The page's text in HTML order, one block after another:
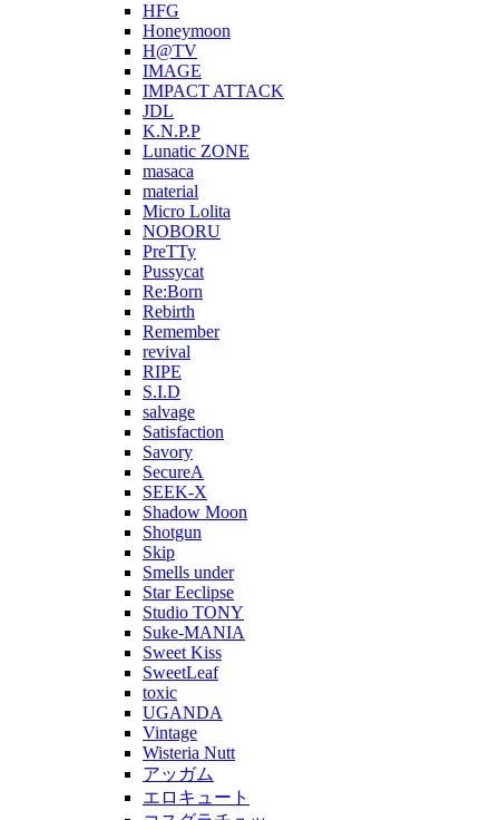
HFG
Honeymoon
H@TV
IMAGE
IMPACT ATTACK
JDL
K.N.P.P
Lunatic ZONE
masaca
material
Micro Lolita
NOBORU
PreTTy
Pussycat
Re:Born
Rebirth
Remember
revival
RIPE
S.I.D
salvage
Satisfaction
Savory
SecureA
SEEK-X
Shadow Moon
Shotgun
Skip
Smells under
Star Eeclipse
Studio TONY
Suke-MANIA
Sweet Kiss
SweetLeaf
toxic
UGANDA
Vintage
Wisteria Nutt
アッガム
エロキュート